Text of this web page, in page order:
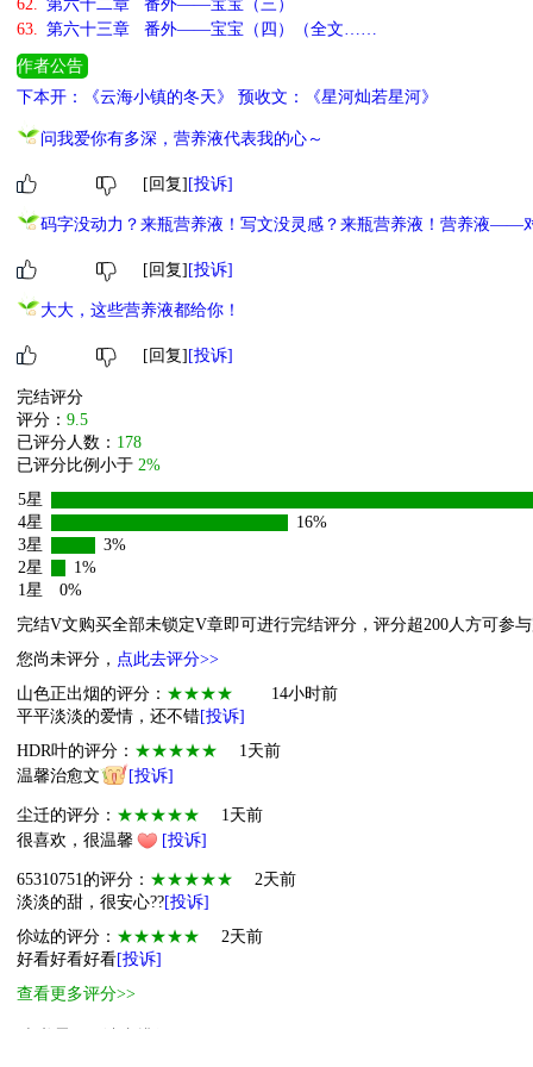
62. 第六十二章 番外——宝宝（三）
63. 第六十三章 番外——宝宝（四）（全文……
作者公告
下本开：《云海小镇的冬天》 预收文：《星河灿若星河》
问我爱你有多深，营养液代表我的心～
[回复] [投诉]
码字没动力？来瓶营养液！写文没灵感？来瓶营养液！营养液——
[回复] [投诉]
大大，这些营养液都给你！
[回复] [投诉]
完结评分
评分： 9.5
已评分人数： 178
已评分比例小于 2%
5星
4星
16%
3星
3%
2星
1%
1星
0%
完结V文购买全部未锁定V章即可进行完结评分，评分超200人方可参与
您尚未评分， 点此去评分>>
山色正出烟的评分： ★★★★
14小时前
平平淡淡的爱情，还不错[投诉]
HDR叶的评分： ★★★★★
1天前
温馨治愈文
[投诉]
尘迁的评分： ★★★★★
1天前
很喜欢，很温馨
[投诉]
65310751的评分： ★★★★★
2天前
淡淡的甜，很安心??[投诉]
伱竑的评分： ★★★★★
2天前
好看好看好看[投诉]
查看更多评分>>